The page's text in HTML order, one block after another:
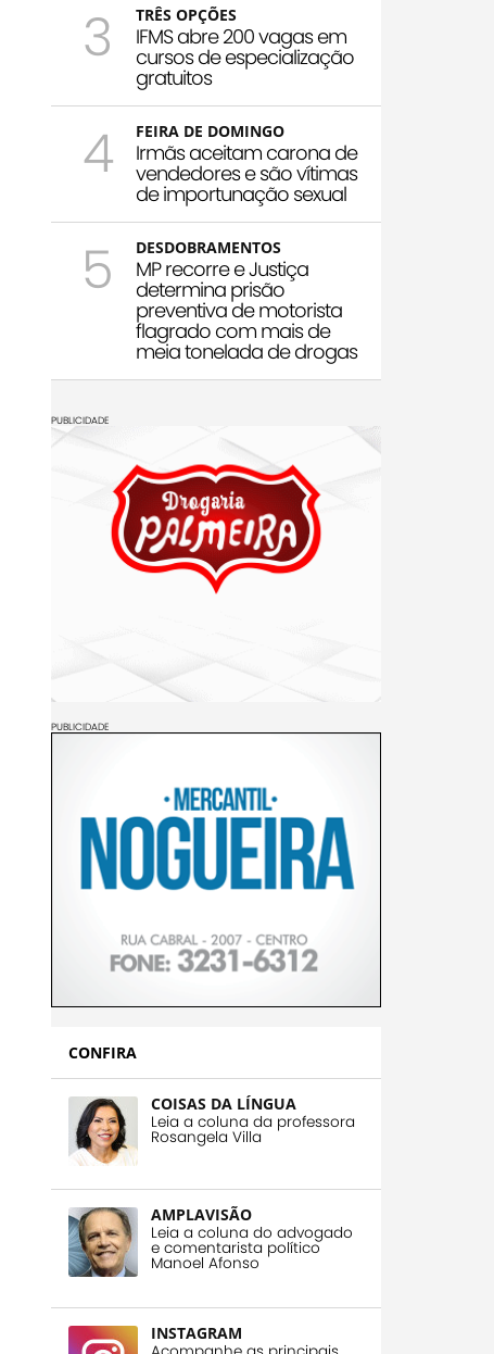
3 TRÊS OPÇÕES
IFMS abre 200 vagas em
cursos de especialização
gratuitos
4 FEIRA DE DOMINGO
Irmãs aceitam carona de
vendedores e são vítimas
de importunação sexual
5 DESDOBRAMENTOS
MP recorre e Justiça
determina prisão
preventiva de motorista
flagrado com mais de
meia tonelada de drogas
PUBLICIDADE
PUBLICIDADE
CONFIRA
COISAS DA LÍNGUA
Leia a coluna da professora
Rosangela Villa
AMPLAVISÃO
Leia a coluna do advogado
e comentarista político
Manoel Afonso
INSTAGRAM